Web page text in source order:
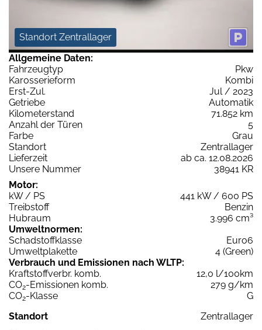
Standort Zentrallager
Allgemeine Daten:
Fahrzeugtyp
Pkw
Karosserieform
Kombi
Erst-Zul.
Jul / 2023
Getriebe
Automatik
Kilometerstand
71.852 km
Anzahl der Türen
5
Farbe
Grau
Standort
Zentrallager
Lieferzeit
ab ca. 12.08.2026
Unsere Nummer
38941 KR
Motor:
kW / PS
441 kW / 600 PS
Treibstoff
Benzin
Hubraum
3.996 cm³
Umweltnormen:
Schadstoffklasse
Euro6
Umweltplakette
4 (Green)
Verbrauch und Emissionen nach WLTP:
Kraftstoffverbr. komb.
12,0 l/100km
CO2-Emissionen komb.
279 g/km
CO2-Klasse
G
Standort
Zentrallager